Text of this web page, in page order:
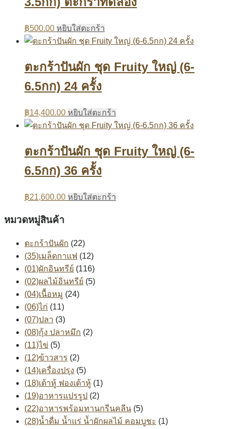
฿500.00 หยิบใส่ตะกร้า
ตะกร้าปันผัก ชุด Fruity ใหญ่ (6-
6.5กก) 24 ครั้ง
฿14,400.00 หยิบใส่ตะกร้า
ตะกร้าปันผัก ชุด Fruity ใหญ่ (6-
6.5กก) 36 ครั้ง
฿21,600.00 หยิบใส่ตะกร้า
หมวดหมู่สินค้า
ตะกร้าปันผัก (22)
(35)เมล็ดกาแฟ (12)
(01)ผักอินทรีย์ (116)
(02)ผลไม้อินทรีย์ (5)
(04)เนื้อหมู (24)
(06)ไก่ (11)
(07)ปลา (3)
(08)กุ้ง ปลาหมึก (2)
(11)ไข่ (5)
(12)ข้าวสาร (2)
(14)เครื่องปรุง (5)
(18)เต้าหู้ ฟองเต้าหู้ (1)
(19)อาหารแปรรูป (2)
(22)อาหารพร้อมทานกรีนคลีน (5)
(28)น้ำดื่ม น้ำแร่ น้ำผักผลไม้ คอมบูชะ (1)